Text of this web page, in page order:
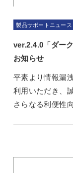
製品サポートニュース
ver.2.4.0「ダー
お知らせ
平素より情報漏
利用いただき、
さらなる利便性